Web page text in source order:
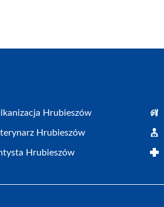
Hrubieszów
Hrubieszów
Hrubieszów